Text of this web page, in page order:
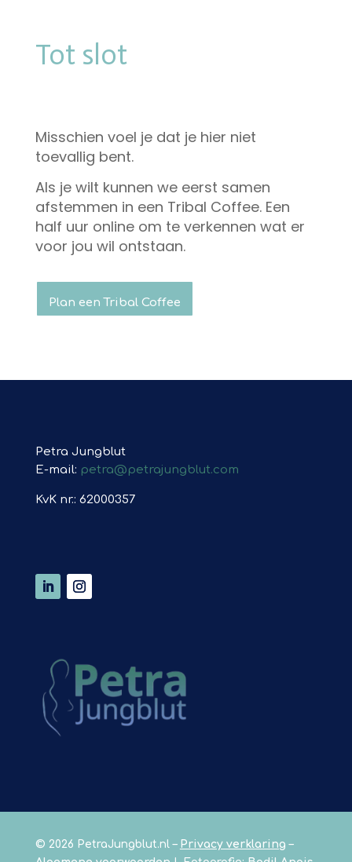
Tot slot
Misschien voel je dat je hier niet
toevallig bent.
Als je wilt kunnen we eerst samen
afstemmen in een Tribal Coffee. Een
half uur online om te verkennen wat er
voor jou wil ontstaan.
Plan een Tribal Coffee
Petra Jungblut
E-mail: petra@petrajungblut.com
KvK nr.: 62000357
© 2026 PetraJungblut.nl – Privacy verklaring –